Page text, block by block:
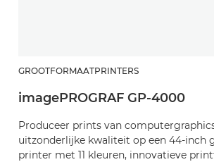
GROOTFORMAATPRINTERS
imagePROGRAF GP-4000
Produceer prints van
uitzonderlijke kwaliteit op een 44-inch
printer met 11 kleuren, innovatieve